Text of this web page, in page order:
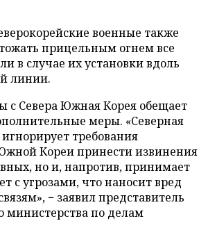
военные также
прицельным огнем все
в случае их установки вдоль
линии.
с Севера Южная Корея обещает
меры. «Северная
требования
Кореи принести извинения
но и, напротив, принимает
с угрозами, что наносит вред
− заявил представитель
министерства по делам